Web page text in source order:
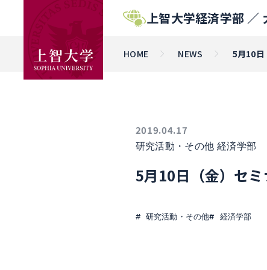
上智大学経済学部 ／
HOME NEWS 5月10
2019.04.17
研究活動・その他 経済学部
5月10日（金）セ
研究活動・その他 経済学部